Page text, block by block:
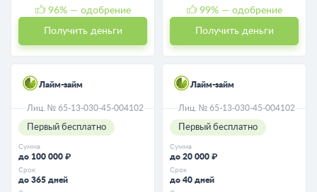
96% — одобрение
Получить деньги
99% — одобрение
Получить деньги
Лайм-займ
Лиц. № 65-13-030-45-004102
Первый бесплатно
Сумма
до 100 000 ₽
Срок
до 365 дней
Лайм-займ
Лиц. № 65-13-030-45-004102
Первый бесплатно
Сумма
до 20 000 ₽
Срок
до 40 дней